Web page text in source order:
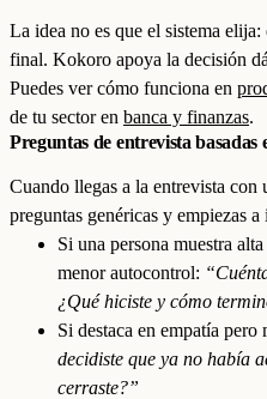
La idea no es que el sistema
final. Kokoro apoya la decisión
Puedes ver cómo funciona en
de tu sector en banca y finanzas.
Preguntas de entrevista basadas
Cuando llegas a la entrevista con
preguntas genéricas y empiezas
Si una persona muestra
menor autocontrol:
¿Qué hiciste y cómo
Si destaca en empatía pero
decidiste que ya no había
cerraste?”